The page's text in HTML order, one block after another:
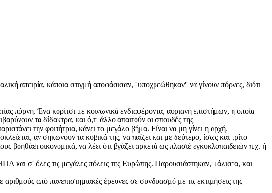
απειρία, κάποια στιγμή αποφάσισαν, ''υποχρεώθηκαν'' να γίνουν πόρνες, διότι
πόρνη. Ένα κορίτσι με κοινωνικά ενδιαφέροντα, αυριανή επιστήμων, η οποία
τα δίδακτρα, και ό,τι άλλο απαιτούν οι σπουδές της.
την φοιτήτρια, κάνει το μεγάλο βήμα. Είναι να μη γίνει η αρχή.
αν σηκώνουν τα κυβικά της, να παίζει και με δεύτερο, ίσως και τρίτο
βοηθάει οικονομικά, να λέει ότι βγάζει αρκετά ως πλασιέ εγκυκλοπαιδειών π.χ. ή
και σ' όλες τις μεγάλες πόλεις της Ευρώπης. Παρουσιάστηκαν, μάλιστα, και
από πανεπιστημιακές έρευνες σε συνδυασμό με τις εκτιμήσεις της